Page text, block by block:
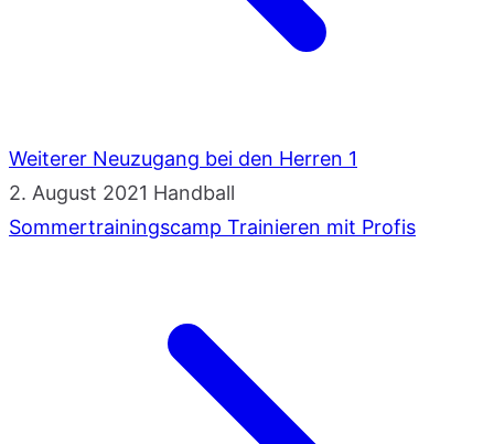
Weiterer Neuzugang bei den Herren 1
2. August 2021 Handball
Sommertrainingscamp Trainieren mit Profis